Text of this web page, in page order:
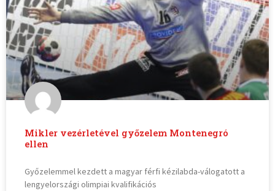
Mikler vezérletével győzelem Montenegró
ellen
Győzelemmel kezdett a magyar férfi kézilabda-válogatott a
lengyelországi olimpiai kvalifikációs